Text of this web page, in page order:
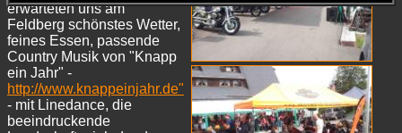
erwarteten uns am
Feldberg schönstes Wetter,
feines Essen, passende
Country Musik von "Knapp
ein Jahr" -
http://www.knappeinjahr.de"
- mit Linedance, die
beeindruckende